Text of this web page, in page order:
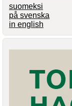
suomeksi
på svenska
in english